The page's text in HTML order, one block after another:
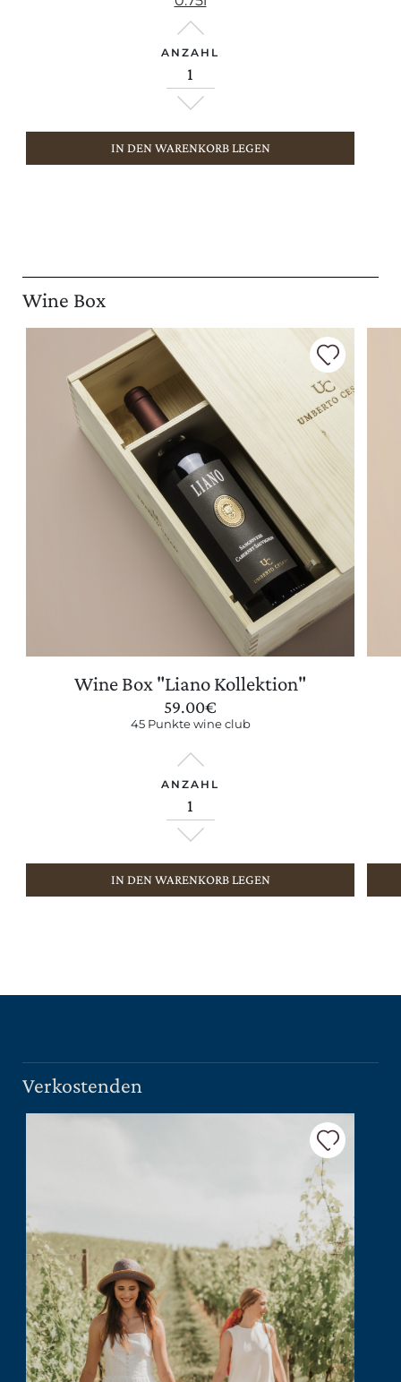
ANZAHL
IN DEN WARENKORB LEGEN
Wine Box
Wine Box "Liano Kollektion"
59.00€
45 Punkte wine club
ANZAHL
IN DEN WARENKORB LEGEN
Verkostenden